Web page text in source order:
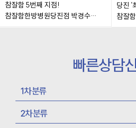
참잘함 5번째 지점!
참잘함한방병원당진점 박경수
당진 '
참잘
빠른상담